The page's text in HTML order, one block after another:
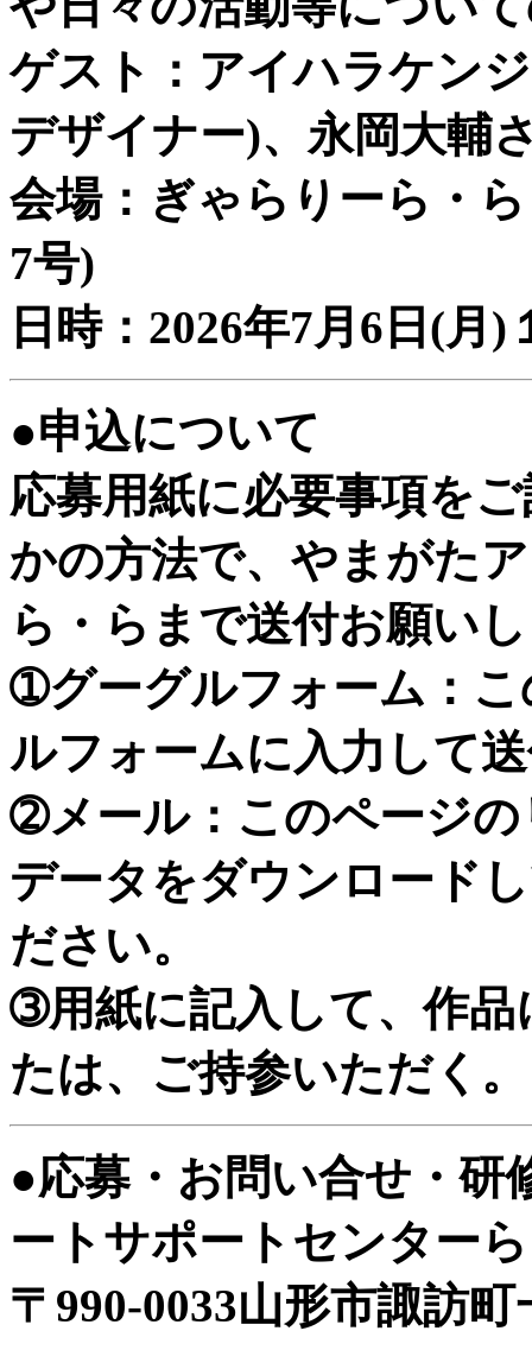
ゲスト：アイハラケン
デザイナー)、永岡大輔
会場：ぎゃらりーら・
7号)
日時：2026年7月6日(月
●申込について
応募用紙に必要事項を
かの方法で、やまがた
ら・らまで送付お願い
➀グーグルフォーム：
ルフォームに入力して
➁メール：このページ
データをダウンロード
ださい。
➂用紙に記入して、作
たは、ご持参いただく。
●応募・お問い合せ・
ートサポートセンター
〒990-0033山形市諏訪